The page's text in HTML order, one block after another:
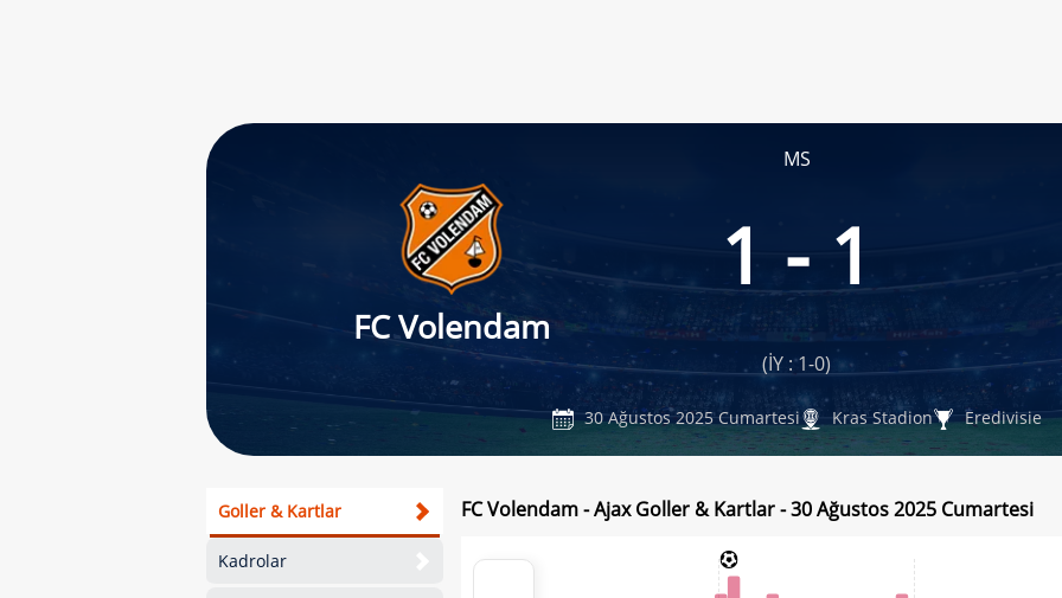
MS
FC Volendam
1 - 1
(İY : 1-0)
30 Ağustos 2025 Cumartesi Kras Stadion Eredivisie
Goller & Kartlar
Kadrolar
FC Volendam - Ajax Goller & Kartlar - 30 Ağustos 2025 Cumartesi